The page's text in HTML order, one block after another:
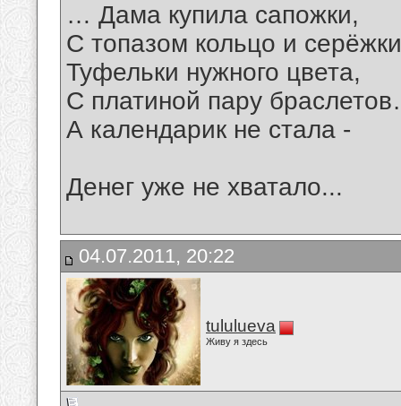
… Дама купила сапожки,
С топазом кольцо и
Туфельки нужного цвета,
С платиной пару
А календарик не стала -
Денег уже не хватало...
04.07.2011, 20:22
tululueva
Живу я здесь